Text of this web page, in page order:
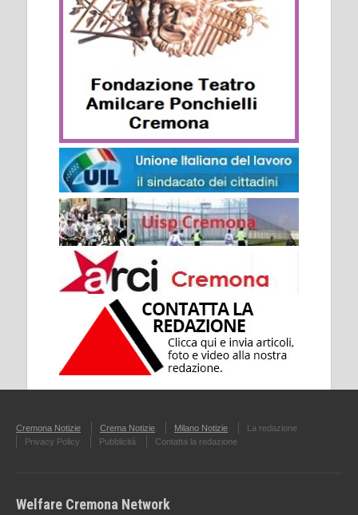
Cremona Notizie Crema Notizie Milano Notizie
La redazione
Privacy Policy
Pubblicità Contatta la redazione
Welfare Cremona Network